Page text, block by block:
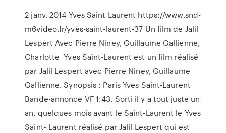
2 janv. 2014 Yves Saint Laurent https://www.snd-
m6video.fr/yves-saint-laurent-37 Un film de Jalil
Lespert Avec Pierre Niney, Guillaume Gallienne,
Charlotte Yves Saint-Laurent est un film réalisé
par Jalil Lespert avec Pierre Niney, Guillaume
Gallienne. Synopsis : Paris Yves Saint-Laurent
Bande-annonce VF 1:43. Sorti il y a tout juste un
an, quelques mois avant le Saint-Laurent le Yves
Saint- Laurent réalisé par Jalil Lespert qui est